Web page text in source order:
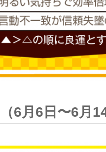
6月6日〜6月